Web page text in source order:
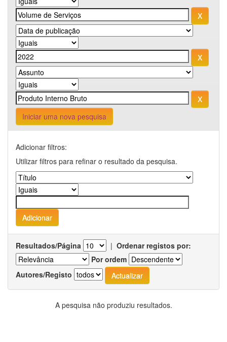
Iniciar uma nova pesquisa
Adicionar filtros:
Utilizar filtros para refinar o resultado da pesquisa.
Resultados/Página | Ordenar registos por:
Por ordem
Autores/Registo
A pesquisa não produziu resultados.